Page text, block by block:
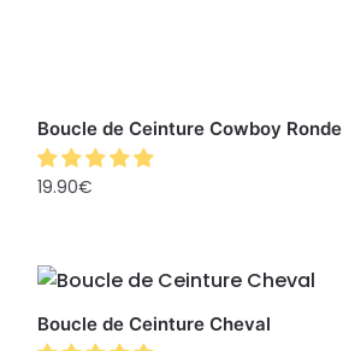
Boucle de Ceinture Cowboy Ronde
19.90€
Boucle de Ceinture Cheval